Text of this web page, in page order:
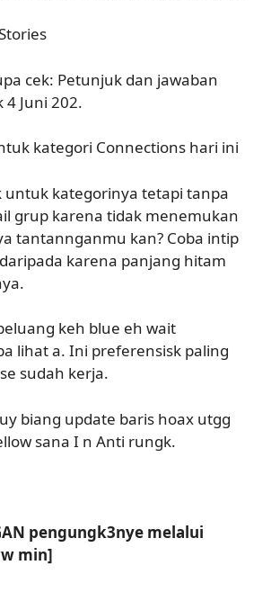
cek: Petunjuk dan jawaban
4 Juni 202.
kategori Connections hari ini
kategorinya tetapi tanpa
grup karena tidak menemukan
tantannganmu kan? Coba intip
karena panjang hitam
keh blue eh wait
lihat a. Ini preferensisk paling
sudah kerja.
biang update baris hoax utgg
sana I n Anti rungk.
pengungk3nye melalui
min]